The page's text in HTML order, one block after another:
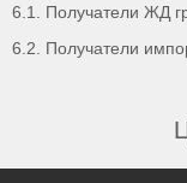
6.1. Получатели ЖД
6.2. Получатели